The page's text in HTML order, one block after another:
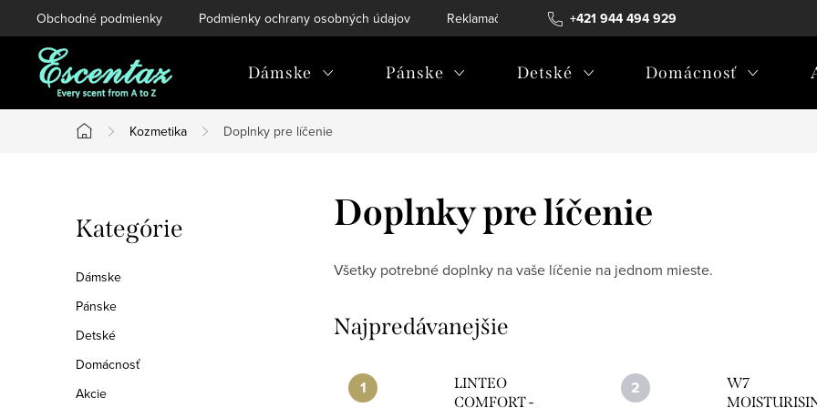
na
+421 944 494 929
Obchodné podmienky Podmienky ochrany osobných údajov Reklamačný poriadok Reklamačný formulár
Dámske Pánske Detské Domácnosť
Domov
Kozmetika Doplnky pre líčenie
o
č
n
ý
p
Preskočiť
kategórie
Kategórie
Dámske
Pánske
Detské
Domácnosť
Akcie
Doplnky pre líčenie
Všetky potrebné doplnky na vaše líčenie na jednom mieste.
Najpredávanejšie
LINTEO
COMFORT -
W7